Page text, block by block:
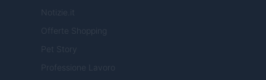
Notizie.it
Offerte Shopping
Pet Story
Professione Lavoro